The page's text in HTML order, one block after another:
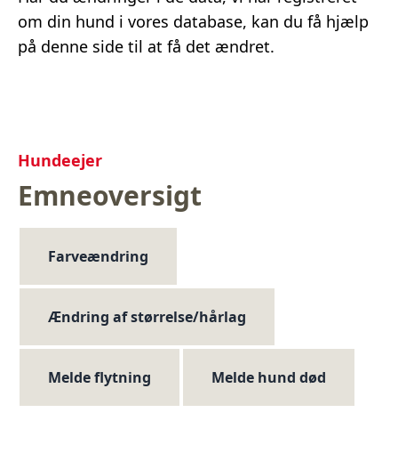
om din hund i vores database, kan du få hjælp
på denne side til at få det ændret.
Hundeejer
Emneoversigt
Farveændring
Ændring af størrelse/hårlag
Melde flytning Melde hund død